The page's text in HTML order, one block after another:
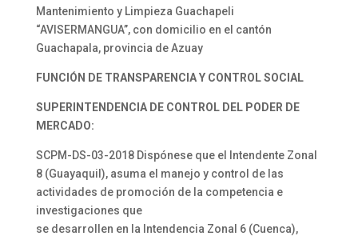
Mantenimiento y Limpieza Guachapeli
“AVISERMANGUA”, con domicilio en el cantón
Guachapala, provincia de Azuay
FUNCIÓN DE TRANSPARENCIA Y CONTROL SOCIAL
SUPERINTENDENCIA DE CONTROL DEL PODER DE
MERCADO:
SCPM-DS-03-2018 Dispónese que el Intendente Zonal
8 (Guayaquil), asuma el manejo y control de las
actividades de promoción de la competencia e
investigaciones que
se desarrollen en la Intendencia Zonal 6 (Cuenca),